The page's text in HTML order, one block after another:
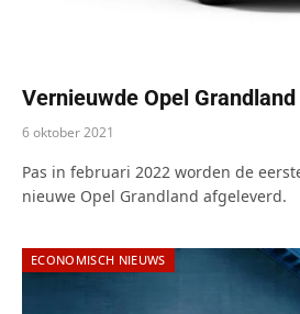
Vernieuwde Opel
6 oktober 2021
Pas in februari 2022 worden de
nieuwe Opel Grandland afgeleverd.
ECONOMISCH NIEUWS